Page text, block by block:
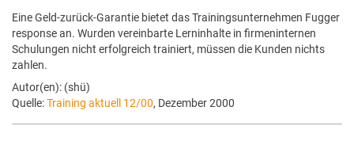
Eine Geld-zurück-Garantie bietet das Trainingsunternehmen Fugger
response an. Wurden vereinbarte Lerninhalte in firmeninternen
Schulungen nicht erfolgreich trainiert, müssen die Kunden nichts
zahlen.
Autor(en): (shü)
Quelle:Training aktuell 12/00, Dezember 2000